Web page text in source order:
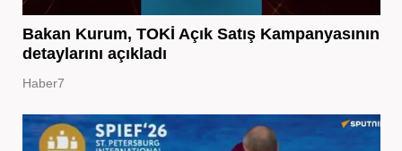
Bakan Kurum, TOKİ Açık Satış Kampanyasının
detaylarını açıkladı
Haber7